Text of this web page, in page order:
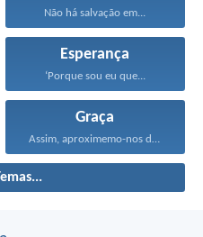
Não há salvação em...
Esperança
‘Porque sou eu que...
Graça
Assim, aproximemo-nos do trono...